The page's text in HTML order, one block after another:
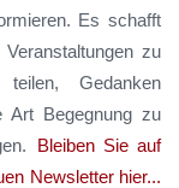
Es schafft
zu
Gedanken
Art Begegnung zu
Bleiben Sie auf
Newsletter hier...